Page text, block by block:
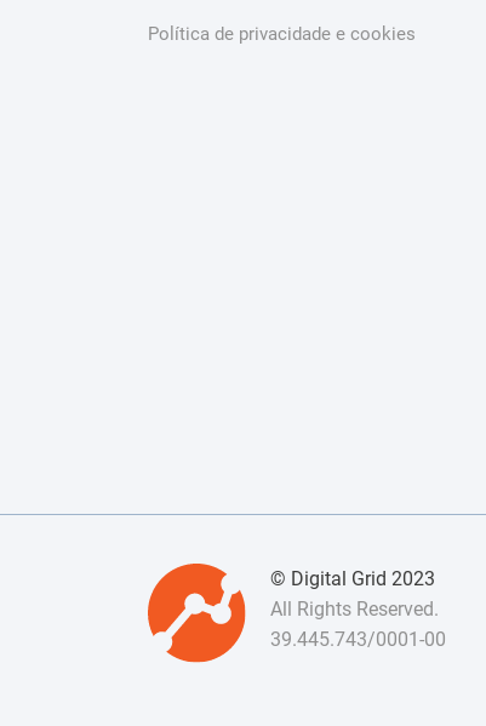
Política de privacidade e cookies
© Digital Grid 2023
All Rights Reserved.
39.445.743/0001-00